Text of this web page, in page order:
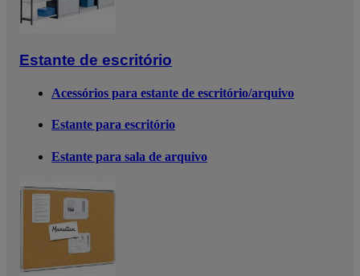
Estante de escritório
Acessórios para estante de escritório/arquivo
Estante para escritório
Estante para sala de arquivo